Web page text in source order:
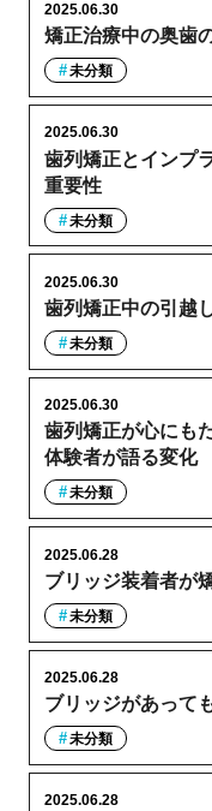
矯正治療中の奥歯
2025.06.30
未分類
歯列矯正とインプ
重要性
2025.06.30
未分類
歯列矯正中の引越
2025.06.30
未分類
歯列矯正が心にも
体験者が語る変化
2025.06.30
未分類
ブリッジ装着者が
2025.06.28
未分類
ブリッジがあって
2025.06.28
未分類
2025.06.28